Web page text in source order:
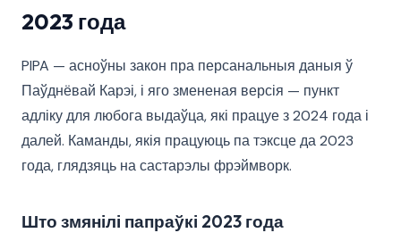
2023 года
PIPA — асноўны закон пра персанальныя даныя ў
Паўднёвай Карэі, і яго змененая версія — пункт
адліку для любога выдаўца, які працуе з 2024 года і
далей. Каманды, якія працуюць па тэксце да 2023
года, глядзяць на састарэлы фрэймворк.
Што змянілі папраўкі 2023 года